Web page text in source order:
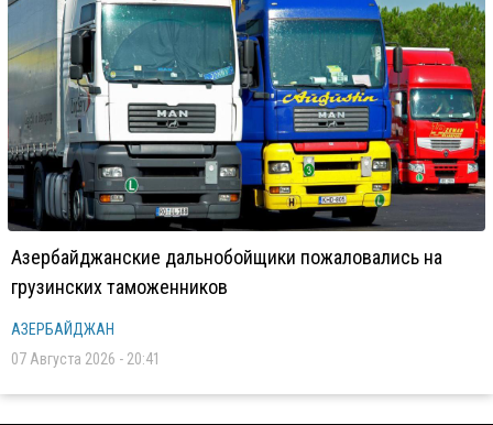
Азербайджанские дальнобойщики пожаловались на
грузинских таможенников
АЗЕРБАЙДЖАН
07 Августа 2026 - 20:41